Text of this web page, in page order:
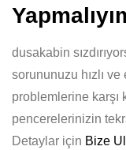
dusakabin
sorununuzu hızlı
problemlerine karşı
pencerelerinizin
Detaylar için Bize